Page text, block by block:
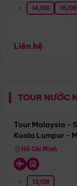
14/08 16/08
Liên hệ
TOUR NƯỚC
Tour Malaysia -
Kuala Lumpur -
Singapore
Hồ Chí Minh
13/08